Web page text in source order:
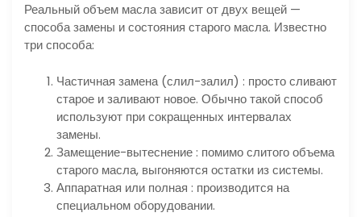
Реальный объем масла зависит от двух вещей —
способа замены и состояния старого масла. Известно
три способа:
Частичная замена (слил-залил) : просто сливают
старое и заливают новое. Обычно такой способ
используют при сокращенных интервалах
замены.
Замещение-вытеснение : помимо слитого объема
старого масла, выгоняются остатки из системы.
Аппаратная или полная : производится на
специальном оборудовании.